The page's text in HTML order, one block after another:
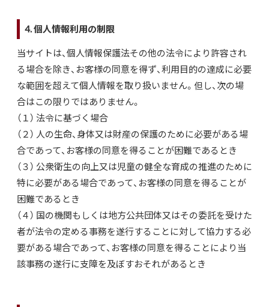
4. 個人情報利用の制限
当サイトは、個人情報保護法その他の法令により許容され
る場合を除き、お客様の同意を得ず、利用目的の達成に必要
な範囲を超えて個人情報を取り扱いません。但し、次の場
合はこの限りではありません。
（１） 法令に基づく場合
（２） 人の生命、身体又は財産の保護のために必要がある場
合であって、お客様の同意を得ることが困難であるとき
（３） 公衆衛生の向上又は児童の健全な育成の推進のために
特に必要がある場合であって、お客様の同意を得ることが
困難であるとき
（４） 国の機関もしくは地方公共団体又はその委託を受けた
者が法令の定める事務を遂行することに対して協力する必
要がある場合であって、お客様の同意を得ることにより当
該事務の遂行に支障を及ぼすおそれがあるとき